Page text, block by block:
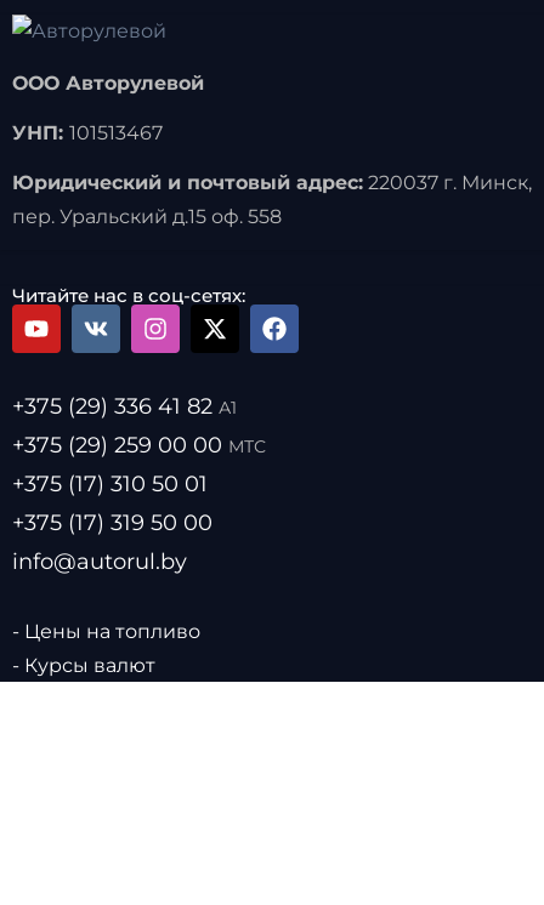
ООО Авторулевой
УНП: 101513467
Юридический и почтовый адрес:220037 г. Минск,
пер. Уральский д.15 оф. 558
Читайте нас в соц-сетях:
+375 (29) 336 41 82 А1
+375 (29) 259 00 00 МТС
+375 (17) 310 50 01
+375 (17) 319 50 00
info@autorul.by
- Цены на топливо
- Курсы валют